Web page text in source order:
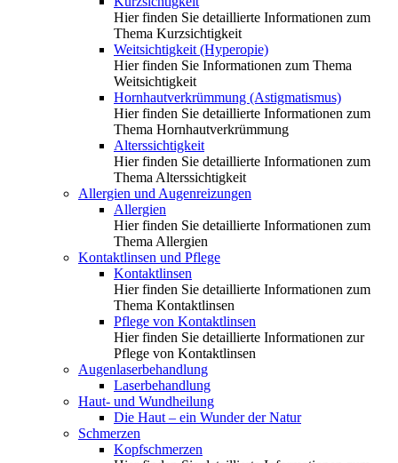
Hier finden Sie detaillierte Informationen zum
Thema Kurzsichtigkeit
Weitsichtigkeit (Hyperopie)
Hier finden Sie Informationen zum Thema
Weitsichtigkeit
Hornhautverkrümmung (Astigmatismus)
Hier finden Sie detaillierte Informationen zum
Thema Hornhautverkrümmung
Alterssichtigkeit
Hier finden Sie detaillierte Informationen zum
Thema Alterssichtigkeit
Allergien und Augenreizungen
Allergien
Hier finden Sie detaillierte Informationen zum
Thema Allergien
Kontaktlinsen und Pflege
Kontaktlinsen
Hier finden Sie detaillierte Informationen zum
Thema Kontaktlinsen
Pflege von Kontaktlinsen
Hier finden Sie detaillierte Informationen zur
Pflege von Kontaktlinsen
Augenlaserbehandlung
Laserbehandlung
Haut- und Wundheilung
Die Haut – ein Wunder der Natur
Schmerzen
Kopfschmerzen